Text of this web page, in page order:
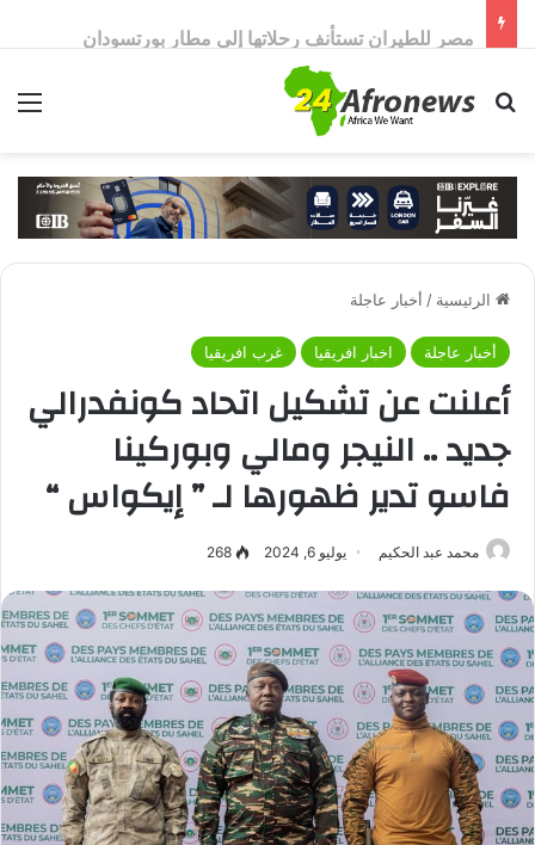
مصر للطيران تستأنف رحلاتها إلي مطار بورتسودان
بحث عن
الرئيسية / أخبار عاجلة
أخبار عاجلة اخبار افريقيا غرب افريقيا
أعلنت عن تشكيل اتحاد كونفدرالي
جديد .. النيجر ومالي وبوركينا
فاسو تدير ظهورها لـ ” إيكواس “
محمد عبد الحكيم يوليو 6, 2024 268